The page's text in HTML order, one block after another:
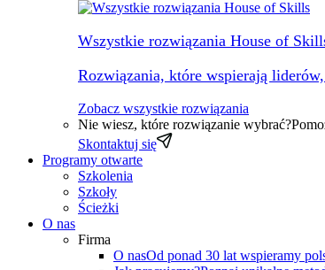
Wszystkie rozwiązania House of
Rozwiązania, które wspierają
Zobacz wszystkie rozwiązania
Nie wiesz, które rozwiązanie wybrać?
Skontaktuj się
Programy otwarte
Szkolenia
Szkoły
Ścieżki
O nas
Firma
O nasOd ponad 30 lat wspieramy